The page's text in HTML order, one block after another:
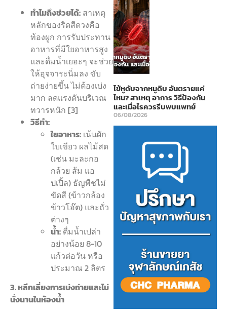
ทำไมถึงช่วยได้: สาเหตุ
หลักของริดสีดวงคือ
ท้องผูก การรับประทาน
อาหารที่มีใยอาหารสูง
และดื่มน้ำเยอะๆ จะช่วย
ให้อุจจาระนิ่มลง ขับ
ถ่ายง่ายขึ้น ไม่ต้องเบ่ง
มาก ลดแรงดันบริเวณ
ทวารหนัก [3]
วิธีทำ:
ใยอาหาร: เน้นผัก
ใบเขียว ผลไม้สด
(เช่น มะละกอ
กล้วย ส้ม แอ
ปเปิ้ล) ธัญพืชไม่
ขัดสี (ข้าวกล้อง
ข้าวโอ๊ต) และถั่ว
ต่างๆ
น้ำ: ดื่มน้ำเปล่า
อย่างน้อย 8-10
แก้วต่อวัน หรือ
ประมาณ 2 ลิตร
3. หลีกเลี่ยงการเบ่งถ่ายและไม่
นั่งนานในห้องน้ำ
ไข้หูดับจากหมูดิบ อันตรายแค่
ไหน? สาเหตุ อาการ วิธีป้องกัน
และเมื่อไรควรรีบพบแพทย์
06/08/2026